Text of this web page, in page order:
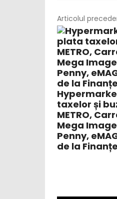
Articolul
taxelor și
METRO,
Mega
Penny,
de la